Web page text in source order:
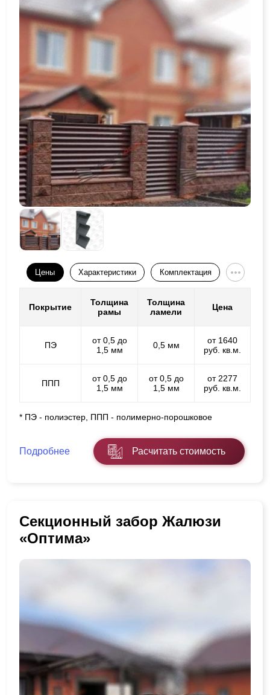
Цены Характеристики Комплектация
Покрытие
Толщина
рамы
Толщина
ламели
Цена
ПЭ
от 0,5 до
1,5 мм
0,5 мм
от 1640
руб. кв.м.
ППП
от 0,5 до
1,5 мм
от 0,5 до
1,5 мм
от 2277
руб. кв.м.
* ПЭ - полиэстер, ППП - полимерно-порошковое
Подробнее Расчитать стоимость
Секционный забор Жалюзи
«Оптима»